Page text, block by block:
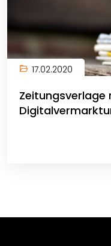
17.02.2020
Zeitungsverlage